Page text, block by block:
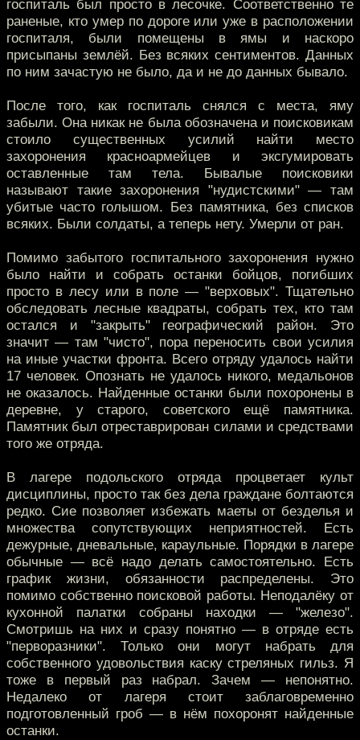
госпиталь был просто в лесочке. Соответственно те
раненые, кто умер по дороге или уже в расположении
госпиталя, были помещены в ямы и наскоро
присыпаны землёй. Без всяких сентиментов. Данных
по ним зачастую не было, да и не до данных бывало.
После того, как госпиталь снялся с места, яму
забыли. Она никак не была обозначена и поисковикам
стоило существенных усилий найти место
захоронения красноармейцев и эксгумировать
оставленные там тела. Бывалые поисковики
называют такие захоронения "нудистскими" — там
убитые часто голышом. Без памятника, без списков
всяких. Были солдаты, а теперь нету. Умерли от ран.
Помимо забытого госпитального захоронения нужно
было найти и собрать останки бойцов, погибших
просто в лесу или в поле — "верховых". Тщательно
обследовать лесные квадраты, собрать тех, кто там
остался и "закрыть" географический район. Это
значит — там "чисто", пора переносить свои усилия
на иные участки фронта. Всего отряду удалось найти
17 человек. Опознать не удалось никого, медальонов
не оказалось. Найденные останки были похоронены в
деревне, у старого, советского ещё памятника.
Памятник был отреставрирован силами и средствами
того же отряда.
В лагере подольского отряда процветает культ
дисциплины, просто так без дела граждане болтаются
редко. Сие позволяет избежать маеты от безделья и
множества сопутствующих неприятностей. Есть
дежурные, дневальные, караульные. Порядки в лагере
обычные — всё надо делать самостоятельно. Есть
график жизни, обязанности распределены. Это
помимо собственно поисковой работы. Неподалёку от
кухонной палатки собраны находки — "железо".
Смотришь на них и сразу понятно — в отряде есть
"перворазники". Только они могут набрать для
собственного удовольствия каску стреляных гильз. Я
тоже в первый раз набрал. Зачем — непонятно.
Недалеко от лагеря стоит заблаговременно
подготовленный гроб — в нём похоронят найденные
останки.